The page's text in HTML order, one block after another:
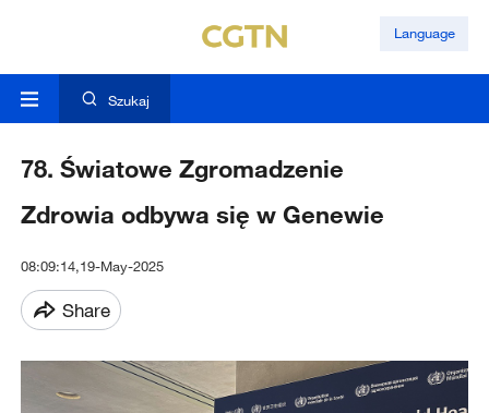
Language
Szukaj
78. Światowe Zgromadzenie
Zdrowia odbywa się w Genewie
08:09:14,19-May-2025
Share